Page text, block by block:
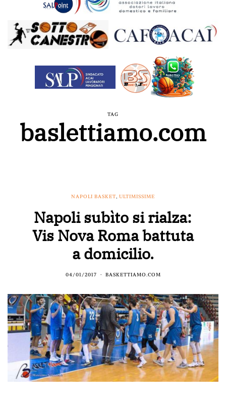
TAG
baslettiamo.com
NAPOLI BASKET, ULTIMISSIME
Napoli subìto si rialza:
Vis Nova Roma battuta
a domicilio.
04/01/2017 BASKETTIAMO.COM